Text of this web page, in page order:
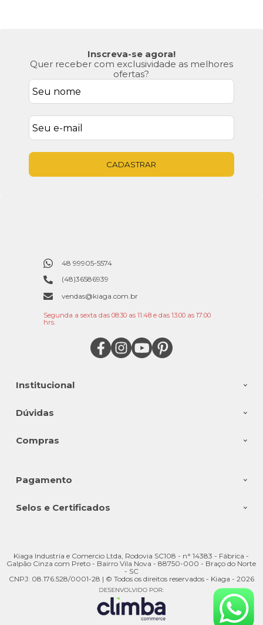
Inscreva-se agora!
Quer receber com exclusividade as melhores
ofertas?
CADASTRAR
Institucional
Dúvidas
Compras
48 99905-5574
(48)36586939
vendas@kiaga.com.br
Segunda a sexta das 08:30 as 11:48 e das 13:00 as 17:00
hrs.
Pagamento
Selos e Certificados
Kiaga Industria e Comercio Ltda, Rodovia SC108 - n° 14383 - Fábrica -
Galpão Cinza com Preto - Bairro Vila Nova - 88750-000 - Braço do Norte
- SC
CNPJ: 08.176.528/0001-28 | © Todos os direitos reservados - Kiaga - 2026